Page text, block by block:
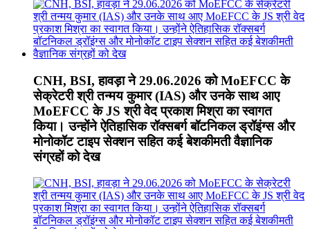
CNH, BSI, हावड़ा ने 29.06.2026 को MoEFCC के
सेक्रेटरी श्री तन्मय कुमार (IAS) और उनके साथ आए
MoEFCC के JS श्री वेद प्रकाश मिश्रा का स्वागत
किया। उन्होंने ऐतिहासिक रॉक्सबर्ग बॉटनिकल ड्रॉइंग्स और
मोनोकॉट टाइप सेक्शन सहित कई बेशकीमती वैज्ञानिक
संग्रहों को देख